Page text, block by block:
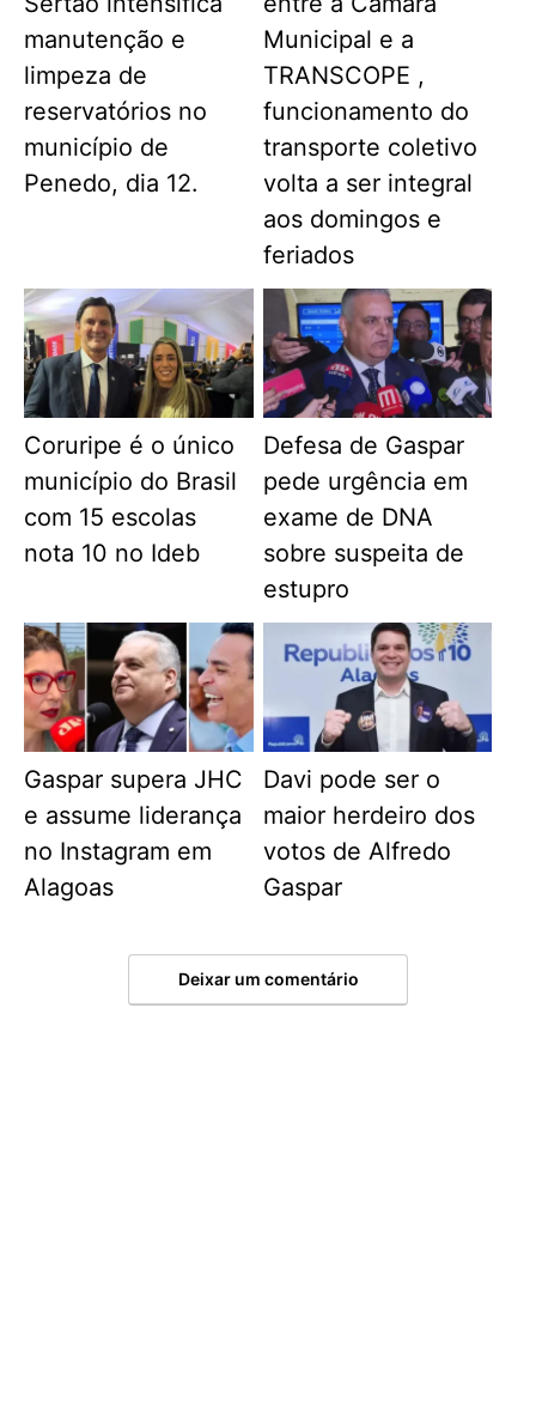
manutenção e
limpeza de
reservatórios no
município de
Penedo, dia 12.
Municipal e a
TRANSCOPE ,
funcionamento do
transporte coletivo
volta a ser integral
aos domingos e
feriados
Coruripe é o único
município do Brasil
com 15 escolas
nota 10 no Ideb
Defesa de Gaspar
pede urgência em
exame de DNA
sobre suspeita de
estupro
Gaspar supera JHC
e assume liderança
no Instagram em
Alagoas
Davi pode ser o
maior herdeiro dos
votos de Alfredo
Gaspar
Deixar um comentário